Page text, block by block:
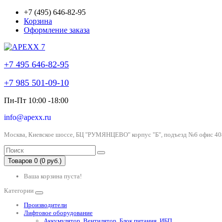
+7 (495) 646-82-95
Корзина
Оформление заказа
+7 495 646-82-95
+7 985 501-09-10
Пн-Пт 10:00 -18:00
info@apexx.ru
Москва, Киевское шоссе, БЦ "РУМЯНЦЕВО" корпус "Б", подъезд №6 офис
Товаров 0 (0 руб.)
Ваша корзина пуста!
Категории
Производители
Лифтовое оборудование